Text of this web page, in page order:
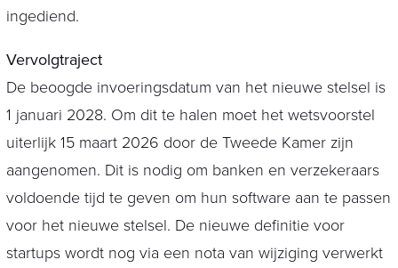
ingediend.
Vervolgtraject
De beoogde invoeringsdatum van het nieuwe stelsel is
1 januari 2028. Om dit te halen moet het wetsvoorstel
uiterlijk 15 maart 2026 door de Tweede Kamer zijn
aangenomen. Dit is nodig om banken en verzekeraars
voldoende tijd te geven om hun software aan te passen
voor het nieuwe stelsel. De nieuwe definitie voor
startups wordt nog via een nota van wijziging verwerkt